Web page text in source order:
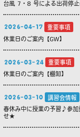
台風 7・8 号による出荷停
2026-04-17
重要事項
休業日のご案内【GW】
2026-03-24
重要事項
休業日のご案内【棚卸】
2026-03-10
講習会情報
春休み中に授業の予習♪参加
せ★